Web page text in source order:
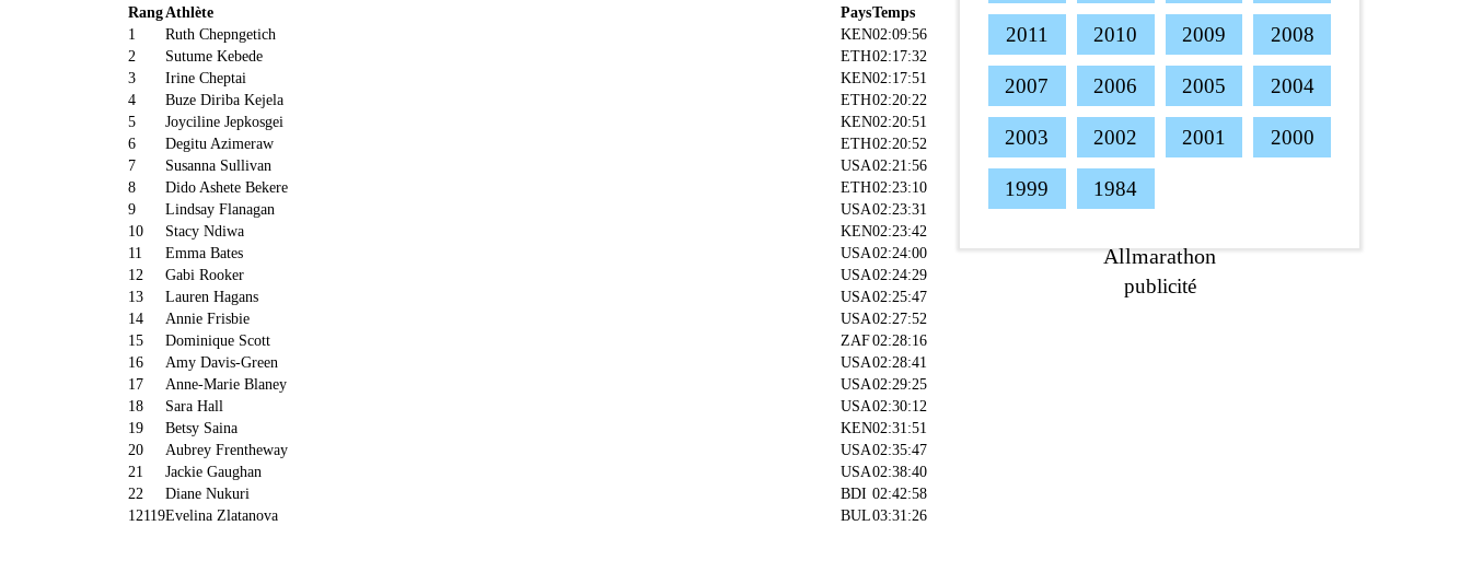
RangAthlète PaysTemps
1
Ruth Chepngetich KEN02:09:56
2
Sutume Kebede ETH02:17:32
3
Irine Cheptai KEN02:17:51
4
Buze Diriba Kejela ETH02:20:22
5
Joyciline Jepkosgei KEN02:20:51
6
Degitu Azimeraw ETH02:20:52
7
Susanna Sullivan USA02:21:56
8
Dido Ashete Bekere ETH02:23:10
9
Lindsay Flanagan USA02:23:31
10
Stacy Ndiwa KEN02:23:42
11
Emma Bates USA02:24:00
12
Gabi Rooker USA02:24:29
13
Lauren Hagans USA02:25:47
14
Annie Frisbie USA02:27:52
15
Dominique Scott ZAF02:28:16
16
Amy Davis-Green USA02:28:41
17
Anne-Marie Blaney USA02:29:25
18
Sara Hall USA02:30:12
19
Betsy Saina KEN02:31:51
20
Aubrey Frentheway USA02:35:47
21
Jackie Gaughan USA02:38:40
22
Diane Nukuri BDI 02:42:58
12119Evelina Zlatanova BUL03:31:26
2011 2010 2009 2008
2007 2006 2005 2004
2003 2002 2001 2000
1999 1984
Allmarathon
publicité